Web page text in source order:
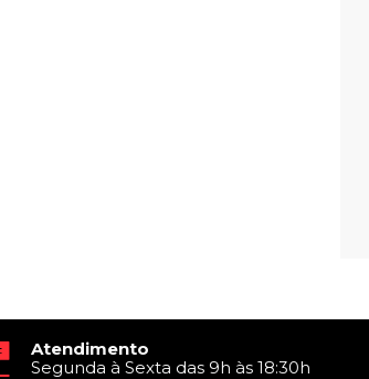
Atendimento
Segunda à Sexta das 9h às 18:30h